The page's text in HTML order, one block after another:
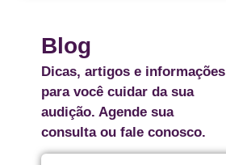
Blog
Dicas, artigos e informações
para você cuidar da sua
audição. Agende sua
consulta ou fale conosco.